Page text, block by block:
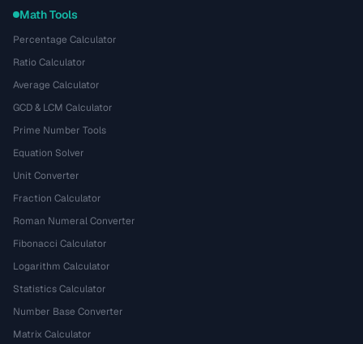
Math Tools
Percentage Calculator
Ratio Calculator
Average Calculator
GCD & LCM Calculator
Prime Number Tools
Equation Solver
Unit Converter
Fraction Calculator
Roman Numeral Converter
Fibonacci Calculator
Logarithm Calculator
Statistics Calculator
Number Base Converter
Matrix Calculator